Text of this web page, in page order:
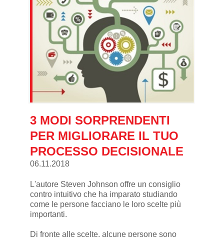
3 MODI SORPRENDENTI
PER MIGLIORARE IL TUO
PROCESSO DECISIONALE
06.11.2018
L'autore Steven Johnson offre un consiglio
contro intuitivo che ha imparato studiando
come le persone facciano le loro scelte più
importanti.
Di fronte alle scelte, alcune persone sono